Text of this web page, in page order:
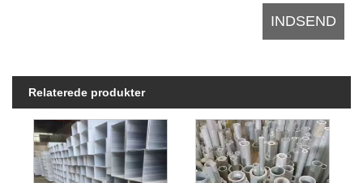
Relaterede produkter